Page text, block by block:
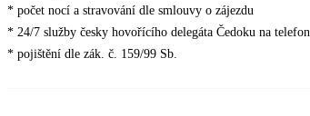
* počet nocí a stravování dle smlouvy o zájezdu
* 24/7 služby česky hovořícího delegáta Čedoku na
* pojištění dle zák. č. 159/99 Sb.